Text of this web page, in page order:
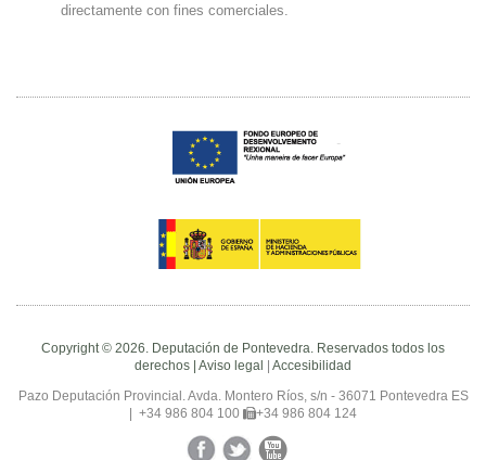
directamente con fines comerciales.
Copyright © 2026. Deputación de Pontevedra. Reservados todos los
derechos | Aviso legal | Accesibilidad
Pazo Deputación Provincial. Avda. Montero Ríos, s/n - 36071 Pontevedra ES
| +34 986 804 100
+34 986 804 124
FacebookTwitterYouTube